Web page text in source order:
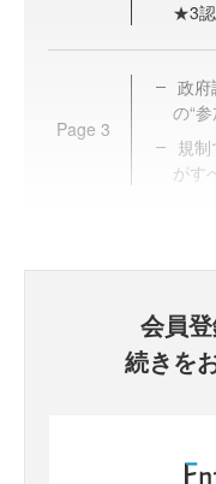
★3認
Page 3
政府
の“
規
がす
会員
続きを